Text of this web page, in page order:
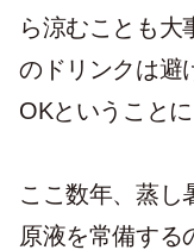
ら涼むことも大
のドリンクは避
OKということに
ここ数年、蒸し
原液を常備する